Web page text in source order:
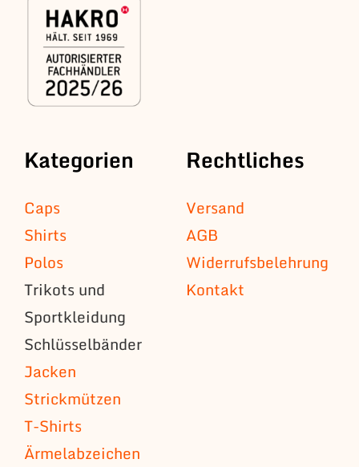
Kategorien
Caps
Shirts
Polos
Trikots und
Sportkleidung
Schlüsselbänder
Jacken
Strickmützen
T-Shirts
Ärmelabzeichen
Rechtliches
Versand
AGB
Widerrufsbelehrung
Kontakt